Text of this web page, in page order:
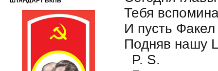
Тебя
И пусть
Подняв нашу
P. S.